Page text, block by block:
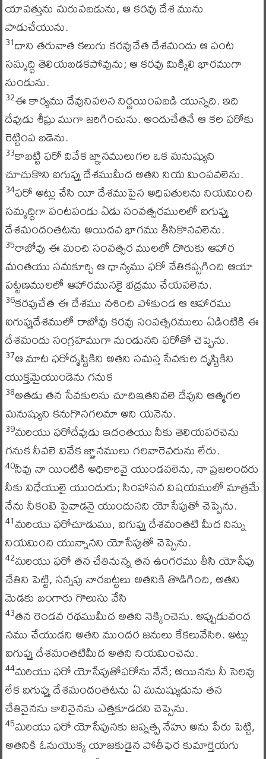
యావత్తును మరువబడును, ఆ కరవు దేశ మును
పాడుచేయును.
31దాని తరువాత కలుగు కరవుచేత దేశమందు ఆ పంట
సమృద్ధి తెలియబడకపోవును; ఆ కరవు మిక్కిలి భారముగా
నుండును.
32ఈ కార్యము దేవునివలన నిర్ణయింపబడి యున్నది. ఇది
దేవుడు శీఘ్ర ముగా జరిగించును. అందుచేతనే ఆ కల ఫరోకు
రెట్టింప బడెను.
33కాబట్టి ఫరో వివేక జ్ఞానములుగల ఒక మనుష్యుని
చూచుకొని ఐగుప్తు దేశముమీద అతని నియ మింపవలెను.
34ఫరో అట్లు చేసి యీ దేశముపైన అధిపతులను నియమించి
సమృద్ధిగా పంటపండు ఏడు సంవత్సరములలో ఐగుప్తు
దేశమందంతటను అయిదవ భాగము తీసికొనవలెను.
35రాబోవు ఈ మంచి సంవత్సర ములలో దొరుకు ఆహార
మంతయు సమకూర్చి ఆ ధాన్యము ఫరో చేతికప్పగించి ఆయా
పట్టణములలో ఆహారమునకై భద్రము చేయవలెను.
36కరవుచేత ఈ దేశము నశించి పోకుండ ఆ ఆహారము
ఐగుప్తుదేశములో రాబోవు కరవు సంవత్సరములు ఏడింటికి ఈ
దేశమందు సంగ్రహముగా నుండునని ఫరోతో చెప్పెను.
37ఆ మాట ఫరోదృష్టికిని అతని సమస్త సేవకుల దృష్టికిని
యుక్తమైయుండెను గనుక
38అతడు తన సేవకులను చూచిఇతనివలె దేవుని ఆత్మగల
మనుష్యుని కనుగొనగలమా అని యనెను.
39మరియు ఫరోదేవుడు ఇదంతయు నీకు తెలియపరచెను
గనుక నీవలె వివేక జ్ఞానములు గలవారెవరును లేరు.
40నీవు నా యింటికి అధికారివై యుండవలెను, నా ప్రజలందరు
నీకు విధేయులై యుందురు; సింహాసన విషయములో మాత్రమే
నేను నీకంటె పైవాడనై యుందునని యోసేపుతో చెప్పెను.
41మరియు ఫరోచూడుము, ఐగుప్తు దేశమంతటి మీద నిన్ను
నియమించి యున్నానని యోసేపుతో చెప్పెను.
42మరియు ఫరో తన చేతినున్న తన ఉంగరము తీసి యోసేపు
చేతిని పెట్టి, సన్నపు నారబట్టలు అతనికి తొడిగించి, అతని
మెడకు బంగారు గొలుసు వేసి
43తన రెండవ రథముమీద అతని నెక్కించెను. అప్పుడువంద
నము చేయుడని అతని ముందర జనులు కేకలువేసిరి. అట్లు
ఐగుప్తు దేశమంతటిమీద అతని నియమించెను.
44మరియు ఫరో యోసేపుతోఫరోను నేనే; అయినను నీ సెలవు
లేక ఐగుప్తు దేశమందంతటను ఏ మనుష్యుడును తన
చేతినైనను కాలినైనను ఎత్తకూడదని చెప్పెను.
45మరియు ఫరో యోసేపునకు జప్నత్ప నేహు అను పేరు పెట్టి,
అతనికి ఓనుయొక్క యాజకుడైన పోతీఫెర కుమార్తెయగు